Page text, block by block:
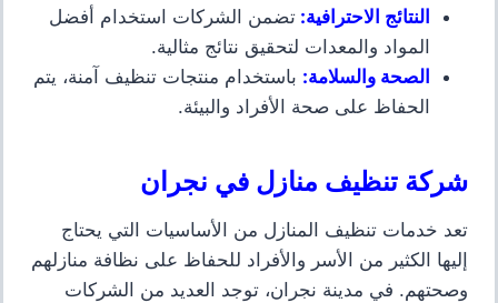
النتائج الاحترافية: تضمن الشركات استخدام أفضل
المواد والمعدات لتحقيق نتائج مثالية.
الصحة والسلامة: باستخدام منتجات تنظيف آمنة، يتم
الحفاظ على صحة الأفراد والبيئة.
شركة تنظيف منازل في نجران
تعد خدمات تنظيف المنازل من الأساسيات التي يحتاج
إليها الكثير من الأسر والأفراد للحفاظ على نظافة منازلهم
وصحتهم. في مدينة نجران، توجد العديد من الشركات